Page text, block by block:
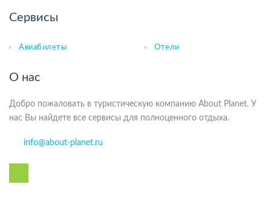
Сервисы
Авиабилеты Отели
О нас
Добро пожаловать в туристическую компанию About Planet. У
нас Вы найдете все сервисы для полноценного отдыха.
info@about-planet.ru